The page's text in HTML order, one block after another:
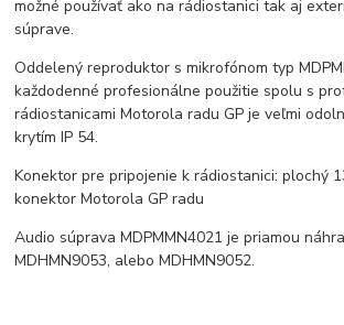
možné používať ako na rádiostanici tak aj
súprave.
Oddelený reproduktor s mikrofónom typ
každodenné profesionálne použitie spolu s
rádiostanicami Motorola radu GP je veľmi
krytím IP 54.
Konektor pre pripojenie k rádiostanici: plochý
konektor Motorola GP radu
Audio súprava MDPMMN4021 je priamou
MDHMN9053, alebo MDHMN9052.